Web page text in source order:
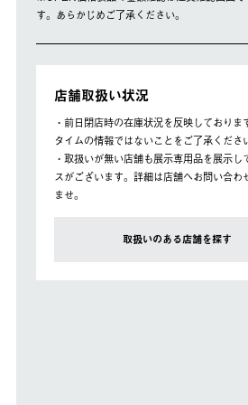
す。あらかじめご了承ください。
店舗取扱い状況
・前日閉店時の在庫状況を反映しておりま
タイムの情報ではないことをご了承くださ
・取扱いが無い店舗も展示専用品を展示し
スがございます。詳細は店舗へお問い合わ
ませ。
取扱いのある店舗を探す